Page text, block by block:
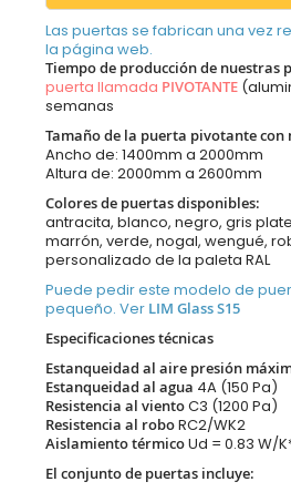
Las puertas se fabrican una vez
la página web.
Tiempo de producción de nuestras
puerta llamada PIVOTANTE
semanas
Tamaño de la puerta pivotante con
Ancho de: 1400mm a 2000mm
Altura de: 2000mm a 2600mm
Colores de puertas disponibles:
antracita, blanco, negro, gris
marrón, verde, nogal, wengué,
personalizado de la paleta RAL
Puede pedir este modelo de
pequeño. Ver LIM Glass S15
Especificaciones técnicas
Estanqueidad al aire presión
Estanqueidad al agua 4A (150 Pa)
Resistencia al vientoC3 (1200 Pa)
Resistencia al roboRC2/WK2
Aislamiento térmicoUd = 0.83 W/
El conjunto de puertas incluye: